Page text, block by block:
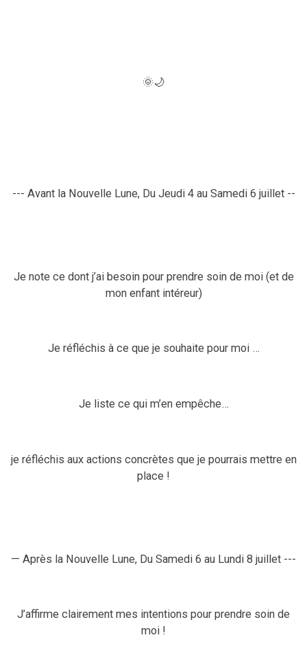
🌞🌙
--- Avant la Nouvelle Lune, Du Jeudi4 au Samedi6 juillet--
Je note ce dont j’ai besoin pour prendre soin de moi (et de
mon enfant intéreur)
Je réfléchis à ce que je souhaite pour moi …
Je liste ce qui m’en empêche…
je réfléchis aux actions concrètes que je pourrais mettre en
place !
— Après la Nouvelle Lune, Du Samedi 6 au Lundi 8 juillet ---
J’affirme clairement mes intentions pour prendre soin de
moi !